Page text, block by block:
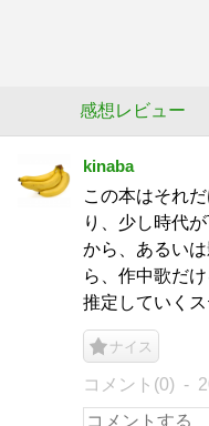
感想レビュー
kinaba
この本はそれ
り、少し時代
から、あるい
ら、作中歌だ
推定していく
ナイス
コメント(0)